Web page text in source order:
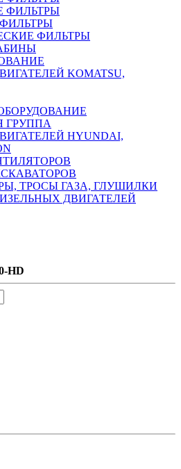
ФИЛЬТРЫ
ФИЛЬТРЫ
KOMATSU,
ГРУППА
HYUNDAI,
ТРОСЫ ГАЗА, ГЛУШИЛКИ
ДВИГАТЕЛЕЙ
HD